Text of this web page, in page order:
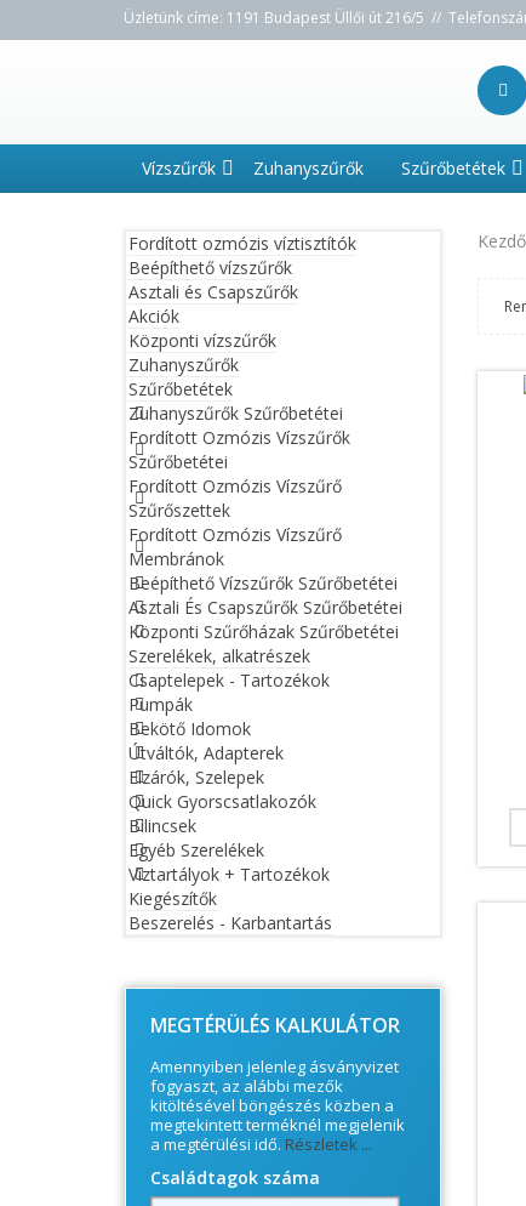
Üzletünk címe: 1191 Budapest Üllői út 216/5 //
Vízszűrők Zuhanyszűrők Szűrőbetétek
Fordított ozmózis víztisztítók
Beépíthető vízszűrők
Asztali és Csapszűrők
Akciók
Központi vízszűrők
Zuhanyszűrők
Szűrőbetétek
Zuhanyszűrők Szűrőbetétei
Fordított Ozmózis Vízszűrők
Szűrőbetétei
Fordított Ozmózis Vízszűrő
Szűrőszettek
Fordított Ozmózis Vízszűrő
Membránok
Beépíthető Vízszűrők Szűrőbetétei
Asztali És Csapszűrők Szűrőbetétei
Központi Szűrőházak Szűrőbetétei
Szerelékek, alkatrészek
Csaptelepek - Tartozékok
Pumpák
Bekötő Idomok
Útváltók, Adapterek
Elzárók, Szelepek
Quick Gyorscsatlakozók
Bilincsek
Egyéb Szerelékek
Víztartályok + Tartozékok
Kiegészítők
Beszerelés - Karbantartás
MEGTÉRÜLÉS KALKULÁTOR
Amennyiben jelenleg ásványvizet
fogyaszt, az alábbi mezők
kitöltésével böngészés közben a
megtekintett terméknél megjelenik
a megtérülési idő. Részletek ...
Családtagok száma